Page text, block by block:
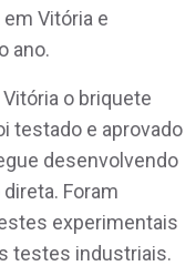
Vitória e
ano.
o briquete
testado e aprovado
desenvolvendo
Foram
experimentais
testes industriais.